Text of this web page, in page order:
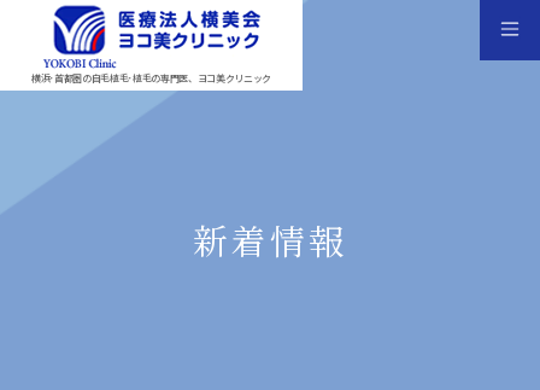
横浜･首都圏の自毛植毛･植毛の専門医、ヨコ美クリニック
新着情報